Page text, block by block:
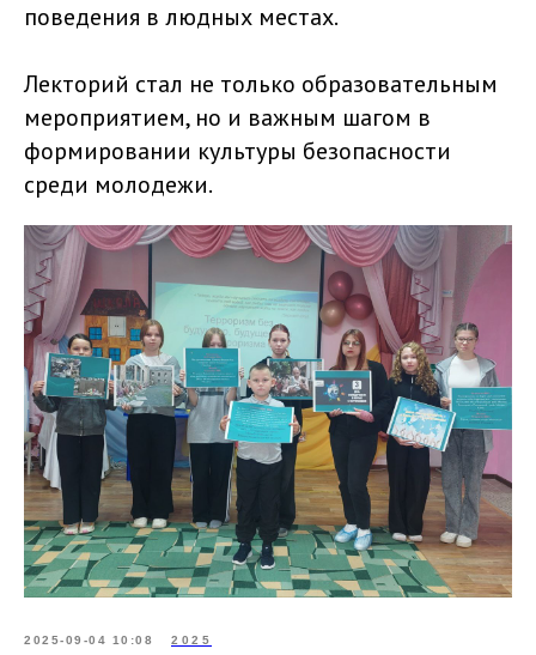
поведения в людных местах.
Лекторий стал не только образовательным
мероприятием, но и важным шагом в
формировании культуры безопасности
среди молодежи.
2025-09-04 10:08 2025